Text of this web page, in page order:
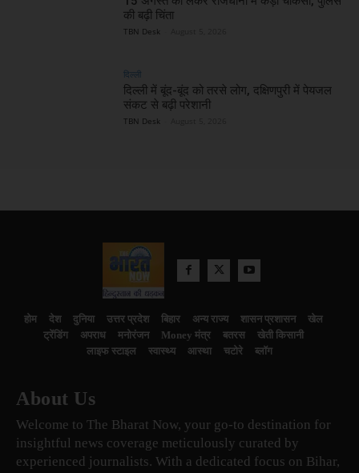
की बढ़ी चिंता
TBN Desk
दिल्ली
दिल्ली में बूंद-बूंद को तरसे लोग, दक्षिणपुरी में पेयजल
संकट से बढ़ी परेशानी
TBN Desk
होम देश दुनिया उत्तर प्रदेश बिहार अन्य राज्य शासन प्रशासन
खेल
ट्रेंडिंग
अपराध मनोरंजन Money मंत्र बतरस
खेती किसानी
लाइफ स्टाइल
स्वास्थ्य आस्था चटोरे ब्लॉग
About Us
Welcome to The Bharat Now, your go-to destination for
insightful news coverage meticulously curated by
experienced journalists. With a dedicated focus on Bihar,